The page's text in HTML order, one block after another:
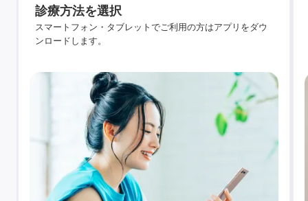
診療方法を選択
スマートフォン・タブレットでご利用の方はアプリをダウ
ンロードします。